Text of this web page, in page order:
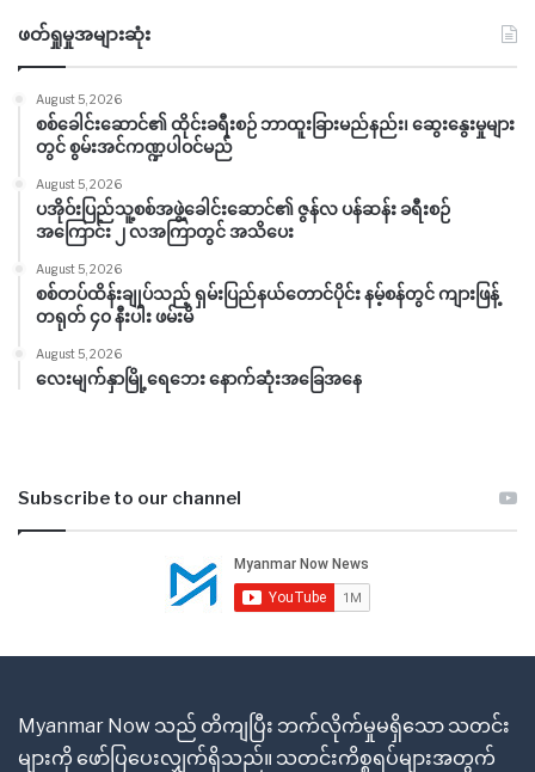
ဖတ်ရှုမှုအများဆုံး
August 5, 2026
စစ်ခေါင်းဆောင်၏ ထိုင်းခရီးစဉ် ဘာထူးခြားမည်နည်း၊ ဆွေးနွေးမှုများ
တွင် စွမ်းအင်ကဏ္ဍပါဝင်မည်
August 5, 2026
ပအိုဝ်းပြည်သူ့စစ်အဖွဲ့ခေါင်းဆောင်၏ ဇွန်လ ပန်ဆန်း ခရီးစဉ်
အကြောင်း ၂ လအကြာတွင် အသိပေး
August 5, 2026
စစ်တပ်ထိန်းချုပ်သည့် ရှမ်းပြည်နယ်တောင်ပိုင်း နမ့်စန်တွင် ကျားဖြန့်
တရုတ် ၄၀ နီးပါး ဖမ်းမိ
August 5, 2026
လေးမျက်နှာမြို့ရေဘေး နောက်ဆုံးအခြေအနေ
Subscribe to our channel
Myanmar Now သည် တိကျပြီး ဘက်လိုက်မှုမရှိသော သတင်း
များကို ဖော်ပြပေးလျှက်ရှိသည်။ သတင်းကိစ္စရပ်များအတွက်